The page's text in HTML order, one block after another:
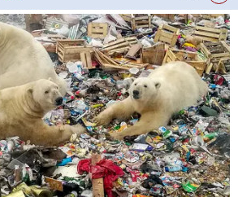
data. By continuing to use the site, you consent
use of these files.
OK